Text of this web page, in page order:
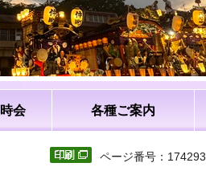
会 各種ご案内
ページ番号：174293